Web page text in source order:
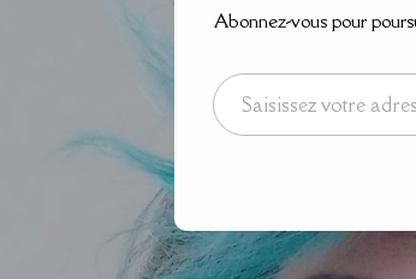
Abonnez-vous pour
Saisissez votre adresse e-mail…